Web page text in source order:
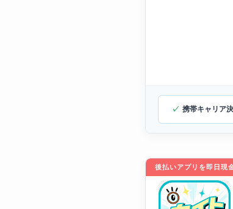
携帯キャリア
後払いアプリを即日現